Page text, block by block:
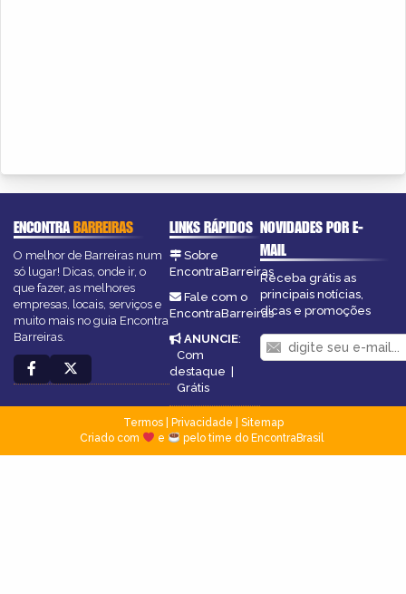
ENCONTRABARREIRAS
O melhor de Barreiras num
só lugar! Dicas, onde ir, o
que fazer, as melhores
empresas, locais, serviços e
muito mais no guia Encontra
Barreiras.
LINKS RÁPIDOS
Sobre
EncontraBarreiras
Fale com o
EncontraBarreiras
ANUNCIE:
Com
destaque |
Grátis
NOVIDADES POR E-
MAIL
Receba grátis as
principais notícias,
dicas e promoções
Termos| Privacidade
Sitemap
Criado com
e pelo time do EncontraBrasil